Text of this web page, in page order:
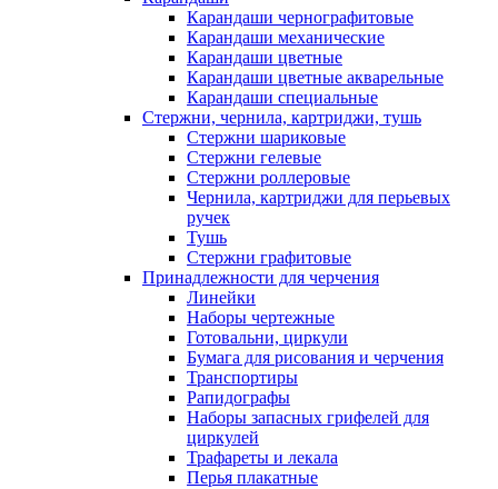
Карандаши чернографитовые
Карандаши механические
Карандаши цветные
Карандаши цветные акварельные
Карандаши специальные
Стержни, чернила, картриджи, тушь
Стержни шариковые
Стержни гелевые
Стержни роллеровые
Чернила, картриджи для перьевых
ручек
Тушь
Стержни графитовые
Принадлежности для черчения
Линейки
Наборы чертежные
Готовальни, циркули
Бумага для рисования и черчения
Транспортиры
Рапидографы
Наборы запасных грифелей для
циркулей
Трафареты и лекала
Перья плакатные